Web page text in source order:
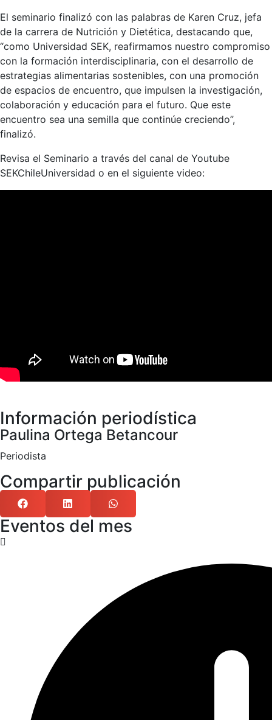
El seminario finalizó con las palabras de Karen Cruz, jefa
de la carrera de Nutrición y Dietética, destacando que,
“como Universidad SEK, reafirmamos nuestro compromiso
con la formación interdisciplinaria, con el desarrollo de
estrategias alimentarias sostenibles, con una promoción
de espacios de encuentro, que impulsen la investigación,
colaboración y educación para el futuro. Que este
encuentro sea una semilla que continúe creciendo”,
finalizó.
Revisa el Seminario a través del canal de Youtube
SEKChileUniversidad o en el siguiente video:
Información periodística
Paulina Ortega Betancour
Periodista
Compartir publicación
Eventos del mes